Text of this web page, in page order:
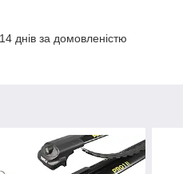
днів за домовленістю